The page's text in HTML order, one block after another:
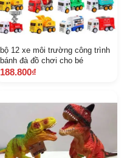
bộ 12 xe môi trường công trình
bánh đà đồ chơi cho bé
188.800₫